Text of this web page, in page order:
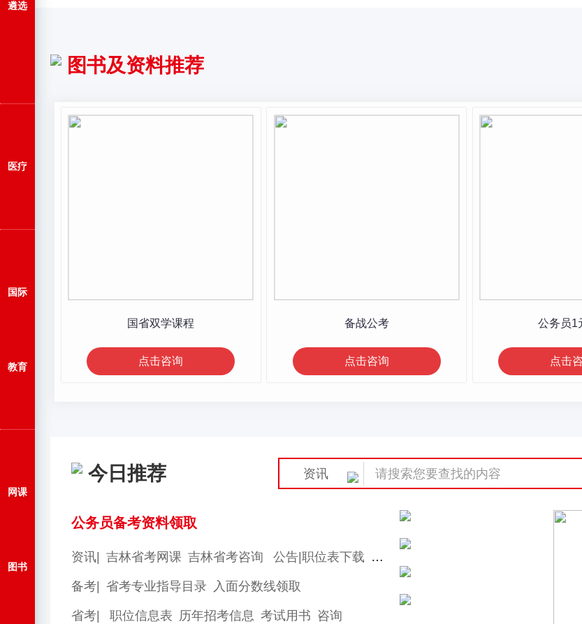
图书及资料推荐
国省双学课程
点击咨询
备战公考
点击咨询
公务员1
点击
今日推荐 资讯
公务员备考资料领取
资讯| 吉林省考网课 吉林省考咨询 公告|职位表下载 省考笔试分数线
备考| 省考专业指导目录 入面分数线领取
省考| 职位信息表 历年招考信息 考试用书 咨询
遴选
医疗
国际
教育
网课
图书